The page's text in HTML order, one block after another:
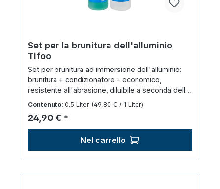
Set per la brunitura dell'alluminio
Tifoo
Set per brunitura ad immersione dell'alluminio:
brunitura + condizionatore – economico,
resistente all'abrasione, diluibile a seconda della
Contenuto: 0.5 Liter (49,80 € / 1 Liter)
Prezzo normale:
24,90 € *
Nel carrello